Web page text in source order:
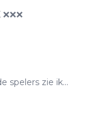
spelers zie ik...